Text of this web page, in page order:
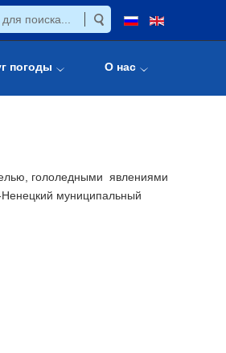
погоды О нас
гололедными явлениями
муниципальный